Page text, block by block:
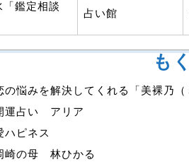
鑑定相談
占い館
も
の悩みを解決してくれる「美裸乃（
運占い アリア
ハピネス
崎の母 林ひかる